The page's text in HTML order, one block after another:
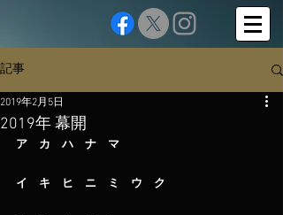
記事
2019年 幕開
2019年2月5日
ア　カ　ハ　ナ　マ
イ　キ　ヒ　ニ　ミ　ウ　ク